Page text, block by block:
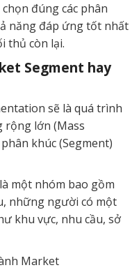
đúng các phân
năng đáp ứng tốt nhất
thủ còn lại.
Segment hay
sẽ là quá trình
rộng lớn (Mass
khúc (Segment)
một nhóm bao gồm
những người có một
khu vực, nhu cầu, sở
Market